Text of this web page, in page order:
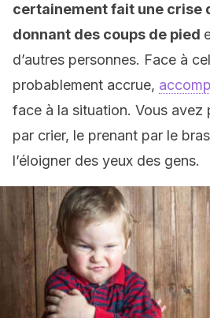
certainement fait une crise
donnant des coups de pied
d’autres personnes. Face à
probablement accrue,
face à la situation. Vous avez
par crier, le prenant par le
l’éloigner des yeux des gens.